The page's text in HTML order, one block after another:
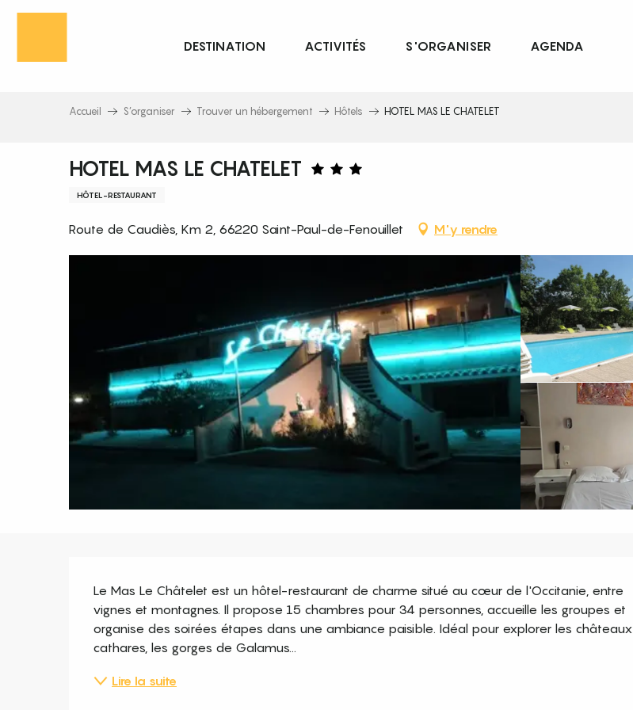
Aller
principal
DESTINATION ACTIVITÉS S'ORGANISER AGENDA
Accueil S’organiser Trouver un hébergement Hôtels HOTEL MAS LE CHATELET
HOTEL MAS LE CHATELET
HÔTEL-RESTAURANT
Route de Caudiès, Km 2, 66220 Saint-Paul-de-Fenouillet M'y rendre
Description
Le Mas Le Châtelet est un hôtel-restaurant de charme situé au cœur de l'Occitanie, entre
vignes et montagnes. Il propose 15 chambres pour 34 personnes, accueille les groupes et
organise des soirées étapes dans une ambiance paisible. Idéal pour explorer les châteaux
cathares, les gorges de Galamus...
Lire la suite